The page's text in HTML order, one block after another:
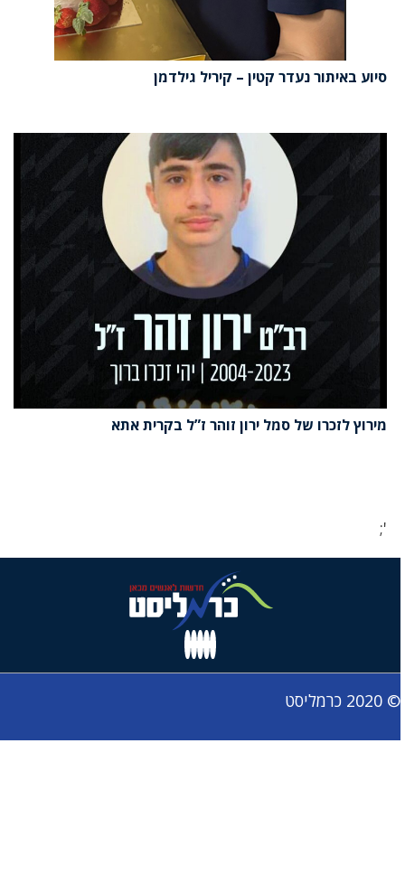
סיוע באיתור נעדר קטין – קיריל גילדמן
מירוץ לזכרו של סמל ירון זוהר ז”ל בקרית אתא
';
© 2020 כרמליסט